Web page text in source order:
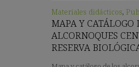
Materiales didácticos,
MAPA Y CATÁLOGO
ALCORNOQUES
RESERVA